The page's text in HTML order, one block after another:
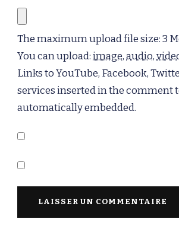
The maximum upload file size: 3
You can upload:image,audio,
Links to YouTube, Facebook,
services inserted in the comment
automatically embedded.